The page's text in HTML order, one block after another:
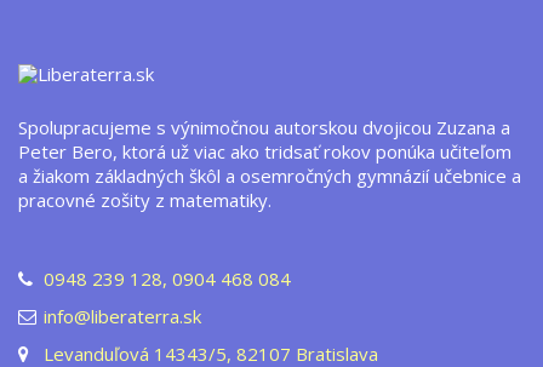
Spolupracujeme s výnimočnou autorskou dvojicou Zuzana a
Peter Bero, ktorá už viac ako tridsať rokov ponúka učiteľom
a žiakom základných škôl a osemročných gymnázií učebnice a
pracovné zošity z matematiky.
0948 239 128, 0904 468 084
info@liberaterra.sk
Levanduľová 14343/5, 82107 Bratislava